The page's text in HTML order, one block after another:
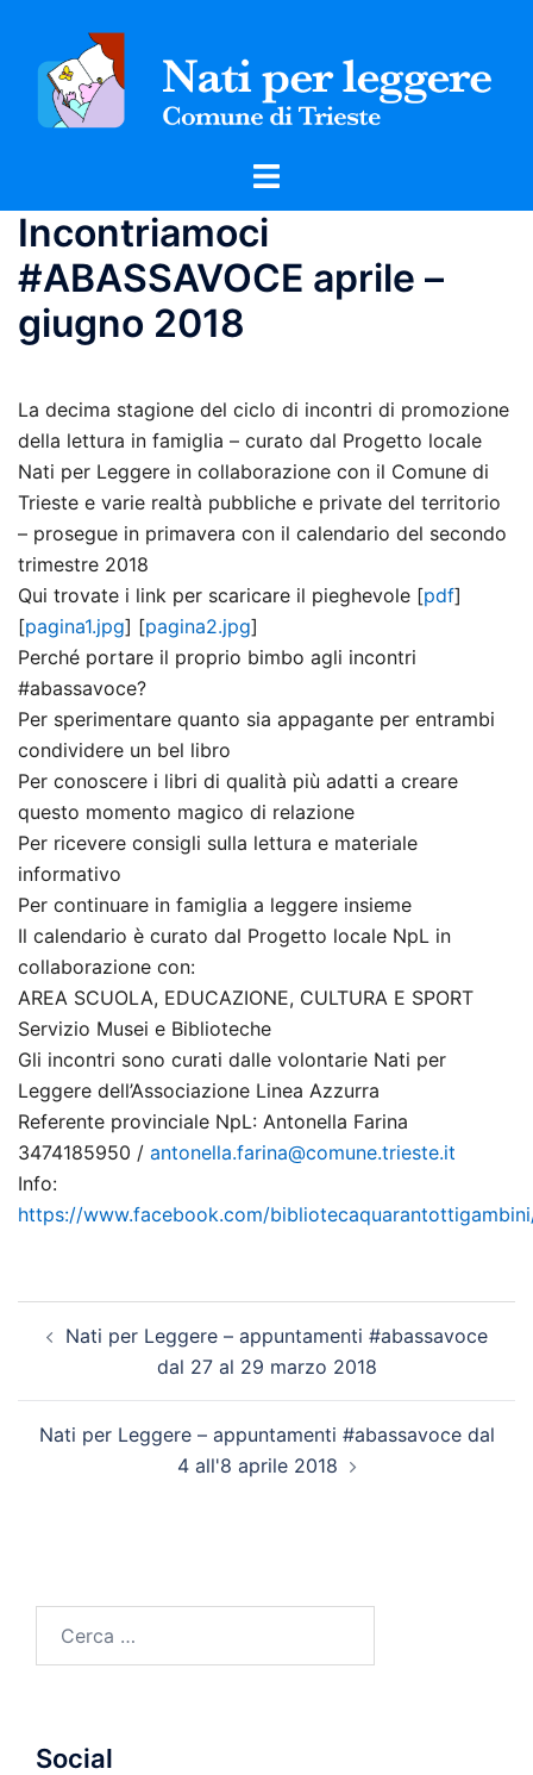
contenuto
Mostra/Nascondi
Incontriamoci
#ABASSAVOCE aprile –
giugno 2018
La decima stagione del ciclo di incontri di promozione
della lettura in famiglia – curato dal Progetto locale
Nati per Leggere in collaborazione con il Comune di
Trieste e varie realtà pubbliche e private del territorio
– prosegue in primavera con il calendario del secondo
trimestre 2018
Qui trovate i link per scaricare il pieghevole [pdf]
[pagina1.jpg] [pagina2.jpg]
Perché portare il proprio bimbo agli incontri
#abassavoce?
Per sperimentare quanto sia appagante per entrambi
condividere un bel libro
Per conoscere i libri di qualità più adatti a creare
questo momento magico di relazione
Per ricevere consigli sulla lettura e materiale
informativo
Per continuare in famiglia a leggere insieme
Il calendario è curato dal Progetto locale NpL in
collaborazione con:
AREA SCUOLA, EDUCAZIONE, CULTURA E SPORT
Servizio Musei e Biblioteche
Gli incontri sono curati dalle volontarie Nati per
Leggere dell’Associazione Linea Azzurra
Referente provinciale NpL: Antonella Farina
3474185950 / antonella.farina@comune.trieste.it
Info:
https://www.facebook.com/
articolo
Nati per Leggere – appuntamenti #abassavoce
dal 27 al 29 marzo 2018
Nati per Leggere – appuntamenti #abassavoce dal
4 all'8 aprile 2018
per:
Social